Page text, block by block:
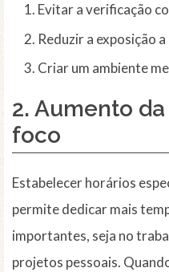
Evitar a verificação
Reduzir a exposição
Criar um ambiente
2. Aumento
foco
Estabelecer horários
permite dedicar mais
importantes, seja no
projetos pessoais.